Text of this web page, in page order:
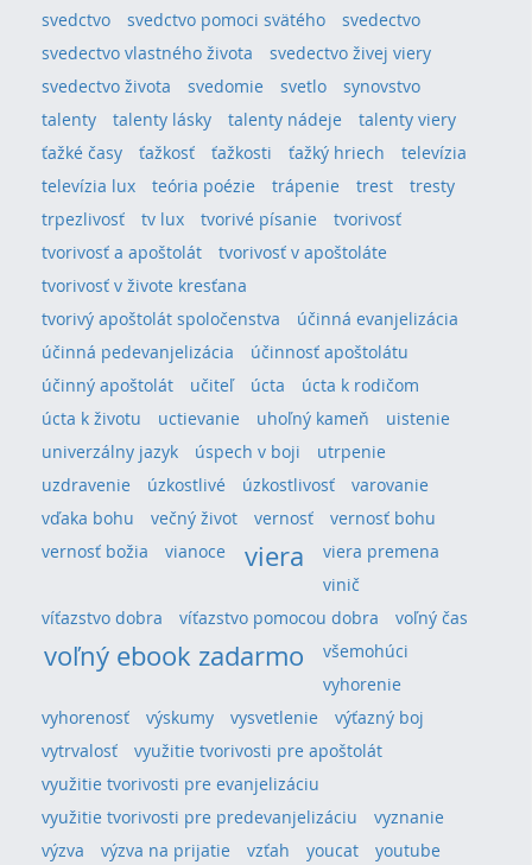
svedctvo
svedctvo pomoci svätého
svedectvo
svedectvo vlastného života
svedectvo živej viery
svedectvo života
svedomie svetlo
synovstvo
talenty
talenty lásky talenty nádeje
talenty viery
ťažké časy
ťažkosť ťažkosti ťažký hriech
televízia
televízia lux
teória poézie trápenie trest
tresty
trpezlivosť
tv lux tvorivé písanie
tvorivosť
tvorivosť a apoštolát
tvorivosť v apoštoláte
tvorivosť v živote kresťana
tvorivý apoštolát spoločenstva
účinná evanjelizácia
účinná pedevanjelizácia
účinnosť apoštolátu
účinný apoštolát
učiteľ úcta
úcta k rodičom
úcta k životu
uctievanie uhoľný kameň
uistenie
univerzálny jazyk
úspech v boji
utrpenie
uzdravenie
úzkostlivé úzkostlivosť
varovanie
vďaka bohu
večný život vernosť
vernosť bohu
vernosť božia
vianoce viera
viera premena
vinič
víťazstvo dobra
víťazstvo pomocou dobra voľný čas
voľný ebook zadarmo
všemohúci
vyhorenie
vyhorenosť
výskumy vysvetlenie
výťazný boj
vytrvalosť
využitie tvorivosti pre apoštolát
využitie tvorivosti pre evanjelizáciu
využitie tvorivosti pre predevanjelizáciu
vyznanie
výzva
výzva na prijatie vzťah youcat
youtube